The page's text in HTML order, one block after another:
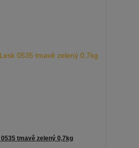
tmavě zelený 0,7kg